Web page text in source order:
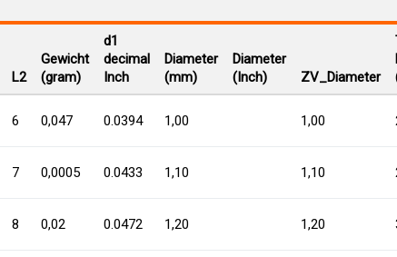
L2
Gewicht
(gram)
d1
decimal
Inch
Diameter
(mm)
Diameter
(Inch)
ZV_Diameter
6 0,047 0.0394 1,00 1,00
7 0,0005 0.0433 1,10 1,10
8 0,02 0.0472 1,20 1,20